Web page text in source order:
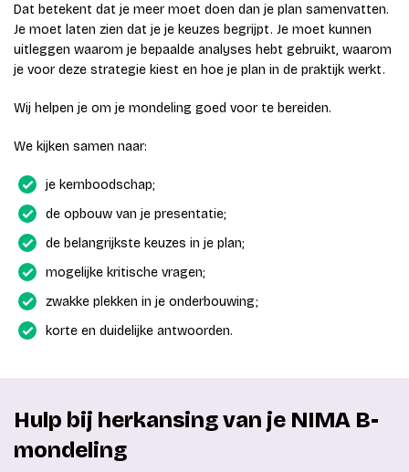
Dat betekent dat je meer moet doen dan je plan samenvatten.
Je moet laten zien dat je je keuzes begrijpt. Je moet kunnen
uitleggen waarom je bepaalde analyses hebt gebruikt, waarom
je voor deze strategie kiest en hoe je plan in de praktijk werkt.
Wij helpen je om je mondeling goed voor te bereiden.
We kijken samen naar:
je kernboodschap;
de opbouw van je presentatie;
de belangrijkste keuzes in je plan;
mogelijke kritische vragen;
zwakke plekken in je onderbouwing;
korte en duidelijke antwoorden.
Hulp bij herkansing van je NIMA B-
mondeling